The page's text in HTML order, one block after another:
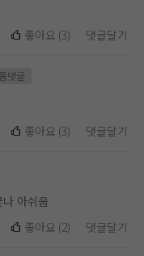
좋아요 (3) 댓글달기
댓글
좋아요 (3) 댓글달기
아쉬웁
좋아요 (2) 댓글달기